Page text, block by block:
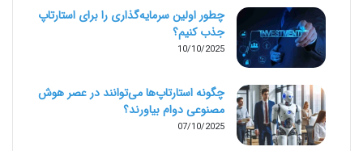
چطور اولین سرمایه‌گذاری را برای استارتاپ
جذب کنیم؟
10/10/2025
چگونه استارتاپ‌ها می‌توانند در عصر هوش
مصنوعی دوام بیاورند؟
07/10/2025